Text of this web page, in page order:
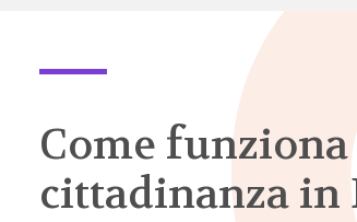
Come
cittadinanza in